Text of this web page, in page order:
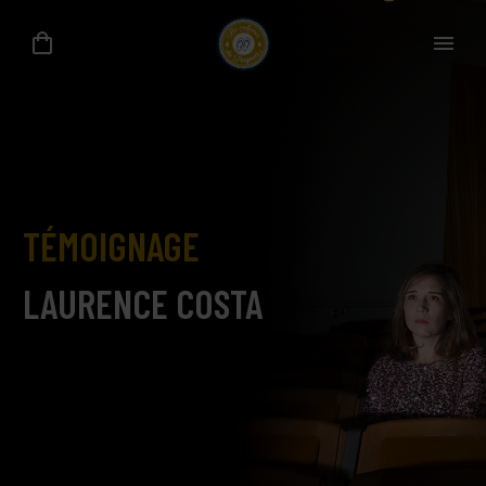
TÉMOIGNAGE
LAURENCE COSTA